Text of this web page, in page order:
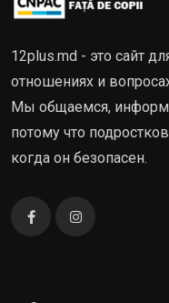
12plus.md - это сайт
отношениях и
Мы общаемся,
потому что
когда он безопасен.